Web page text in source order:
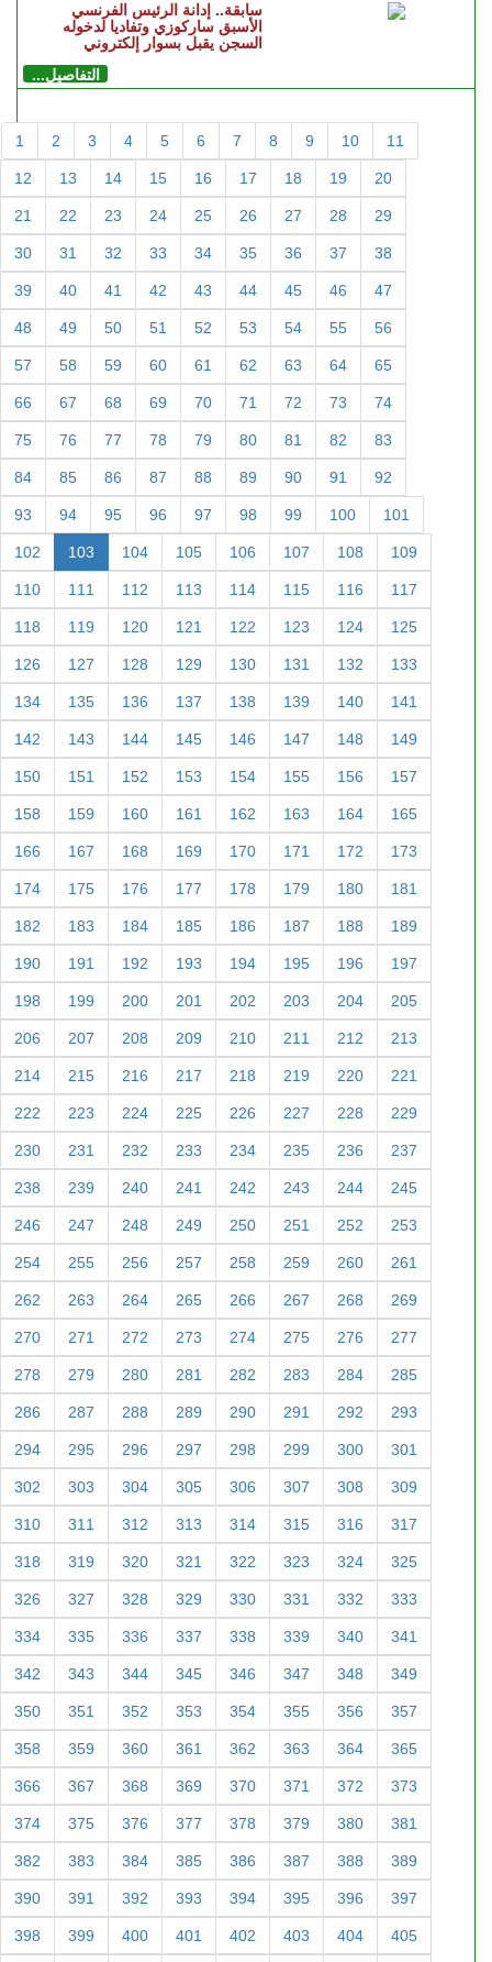
سابقة.. إدانة الرئيس الفرنسي
الأسبق ساركوزي وتفاديا لدخوله
السجن يقبل بسوار إلكتروني
التفاصيل...
1 2 3 4 5 6 7 8 9 10 11
12 13 14 15 16 17 18 19 20
21 22 23 24 25 26 27 28 29
30 31 32 33 34 35 36 37 38
39 40 41 42 43 44 45 46 47
48 49 50 51 52 53 54 55 56
57 58 59 60 61 62 63 64 65
66 67 68 69 70 71 72 73 74
75 76 77 78 79 80 81 82 83
84 85 86 87 88 89 90 91 92
93 94 95 96 97 98 99 100 101
102 103 104 105 106 107 108 109
110 111 112 113 114 115 116 117
118 119 120 121 122 123 124 125
126 127 128 129 130 131 132 133
134 135 136 137 138 139 140 141
142 143 144 145 146 147 148 149
150 151 152 153 154 155 156 157
158 159 160 161 162 163 164 165
166 167 168 169 170 171 172 173
174 175 176 177 178 179 180 181
182 183 184 185 186 187 188 189
190 191 192 193 194 195 196 197
198 199 200 201 202 203 204 205
206 207 208 209 210 211 212 213
214 215 216 217 218 219 220 221
222 223 224 225 226 227 228 229
230 231 232 233 234 235 236 237
238 239 240 241 242 243 244 245
246 247 248 249 250 251 252 253
254 255 256 257 258 259 260 261
262 263 264 265 266 267 268 269
270 271 272 273 274 275 276 277
278 279 280 281 282 283 284 285
286 287 288 289 290 291 292 293
294 295 296 297 298 299 300 301
302 303 304 305 306 307 308 309
310 311 312 313 314 315 316 317
318 319 320 321 322 323 324 325
326 327 328 329 330 331 332 333
334 335 336 337 338 339 340 341
342 343 344 345 346 347 348 349
350 351 352 353 354 355 356 357
358 359 360 361 362 363 364 365
366 367 368 369 370 371 372 373
374 375 376 377 378 379 380 381
382 383 384 385 386 387 388 389
390 391 392 393 394 395 396 397
398 399 400 401 402 403 404 405